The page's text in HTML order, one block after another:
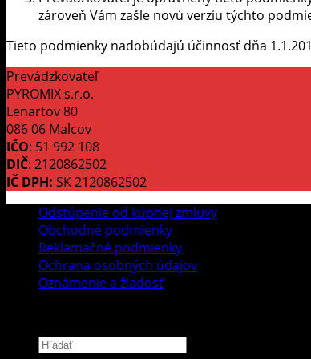
zároveň Vám zašle novú verziu týchto
Tieto podmienky nadobúdajú účinnosť dňa
Prevádzkovateľ
PYROMIX s.r.o.
Lenartov 80
086 06 Malcov
IČO: 51 992 108
DIČ: 2120862502
IČ DPH: SK 2120862502
Odstúpenie od kúpnej zmluvy
Obchodné podmienky
Reklamačné podmienky
Ochrana osobných údajov
Oznámenie a žiadosť
Hľadať: